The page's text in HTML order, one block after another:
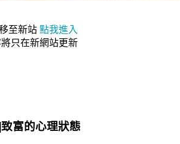
至新站 點我進入
只在新網站更新
富的心理狀態